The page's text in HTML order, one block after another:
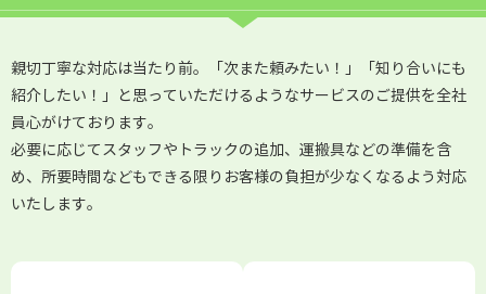
親切丁寧な対応は当たり前。「次また頼みたい！」「知り合いにも
紹介したい！」と思っていただけるようなサービスのご提供を全社
員心がけております。
必要に応じてスタッフやトラックの追加、運搬具などの準備を含
め、所要時間などもできる限りお客様の負担が少なくなるよう対応
いたします。